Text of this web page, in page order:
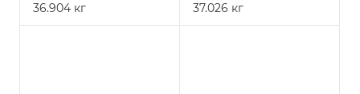
36.904 кг 37.026 кг